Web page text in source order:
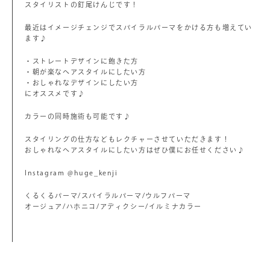
スタイリストの釘尾けんじです！
最近はイメージチェンジでスパイラルパーマをかける方も増えてい
ます♪
・ストレートデザインに飽きた方
・朝が楽なヘアスタイルにしたい方
・おしゃれなデザインにしたい方
にオススメです♪
カラーの同時施術も可能です♪
スタイリングの仕方などもレクチャーさせていただきます！
おしゃれなヘアスタイルにしたい方はぜひ僕にお任せください♪
Instagram @huge_kenji
くるくるパーマ/スパイラルパーマ/ウルフパーマ
オージュア/ハホニコ/アディクシー/イルミナカラー